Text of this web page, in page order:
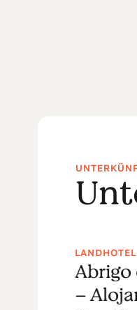
LANDHOTEL
Abrigo
–